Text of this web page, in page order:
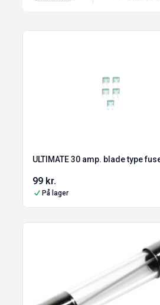
ULTIMATE 30 amp. blade type
99 kr.
På lager